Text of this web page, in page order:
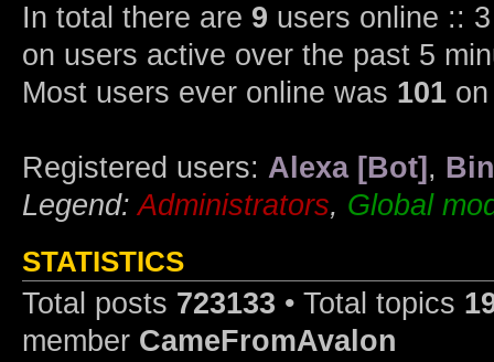
In total there are 9 users online ::
on users active over the past 5
Most users ever online was 101
Registered users: Alexa [Bot] ,
Legend:Administrators, Global
STATISTICS
Total posts 723133 • Total topics
member CameFromAvalon